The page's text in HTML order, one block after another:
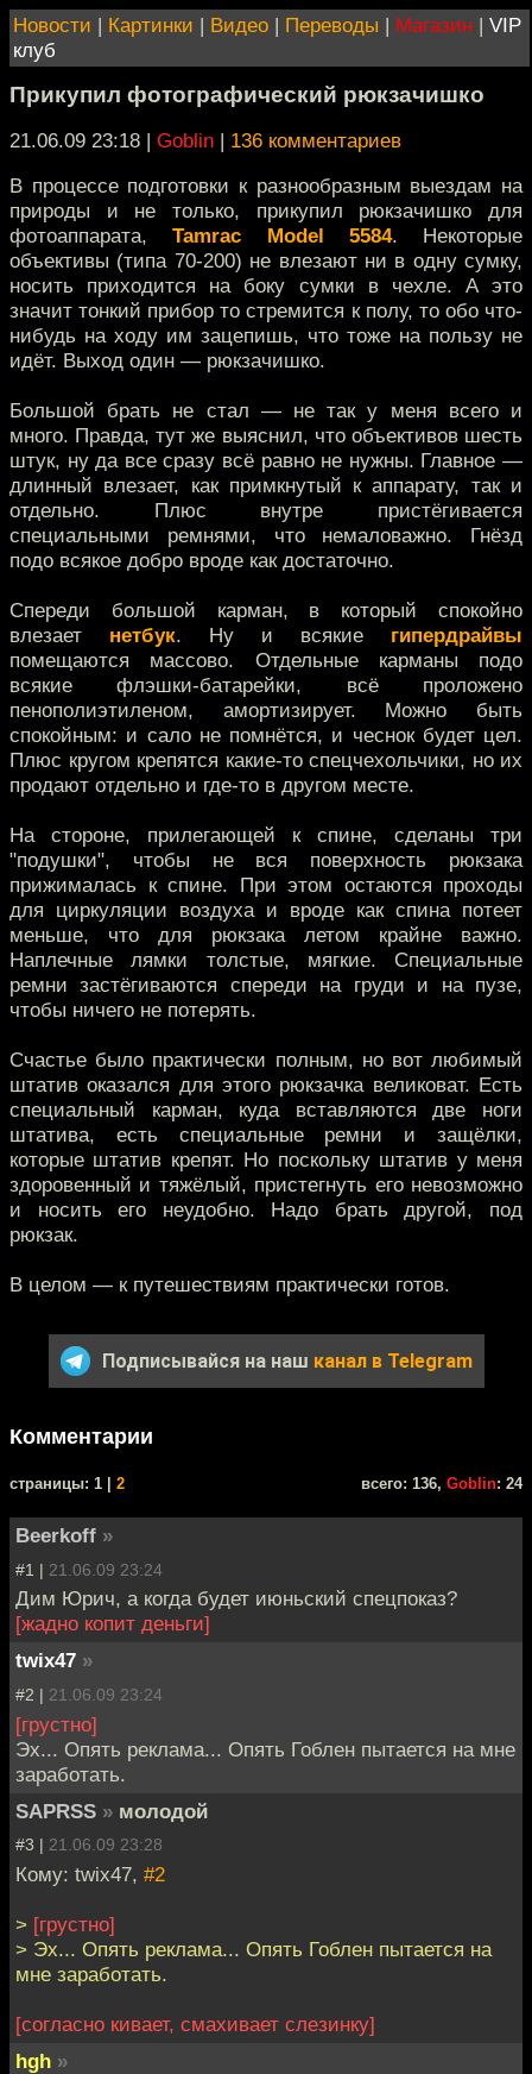
Новости | Картинки | Видео | Переводы | Магазин | VIP
клуб
Прикупил фотографический рюкзачишко
21.06.09 23:18 | Goblin | 136 комментариев
В процессе подготовки к разнообразным выездам на
природы и не только, прикупил рюкзачишко для
фотоаппарата,Tamrac Model 5584. Некоторые
объективы (типа 70-200) не влезают ни в одну сумку,
носить приходится на боку сумки в чехле. А это
значит тонкий прибор то стремится к полу, то обо что-
нибудь на ходу им зацепишь, что тоже на пользу не
идёт. Выход один — рюкзачишко.
Большой брать не стал — не так у меня всего и
много. Правда, тут же выяснил, что объективов шесть
штук, ну да все сразу всё равно не нужны. Главное —
длинный влезает, как примкнутый к аппарату, так и
отдельно. Плюс внутре пристёгивается
специальными ремнями, что немаловажно. Гнёзд
подо всякое добро вроде как достаточно.
Спереди большой карман, в который спокойно
влезает нетбук. Ну и всякие гипердрайвы
помещаются массово. Отдельные карманы подо
всякие флэшки-батарейки, всё проложено
пенополиэтиленом, амортизирует. Можно быть
спокойным: и сало не помнётся, и чеснок будет цел.
Плюс кругом крепятся какие-то спецчехольчики, но их
продают отдельно и где-то в другом месте.
На стороне, прилегающей к спине, сделаны три
"подушки", чтобы не вся поверхность рюкзака
прижималась к спине. При этом остаются проходы
для циркуляции воздуха и вроде как спина потеет
меньше, что для рюкзака летом крайне важно.
Наплечные лямки толстые, мягкие. Специальные
ремни застёгиваются спереди на груди и на пузе,
чтобы ничего не потерять.
Счастье было практически полным, но вот любимый
штатив оказался для этого рюкзачка великоват. Есть
специальный карман, куда вставляются две ноги
штатива, есть специальные ремни и защёлки,
которые штатив крепят. Но поскольку штатив у меня
здоровенный и тяжёлый, пристегнуть его невозможно
и носить его неудобно. Надо брать другой, под
рюкзак.
В целом — к путешествиям практически готов.
Подписывайся на наш канал в Telegram
Комментарии
cтраницы: 1 | 2 всего: 136, Goblin: 24
Beerkoff »
#1 | 21.06.09 23:24
Дим Юрич, а когда будет июньский спецпоказ?
[жадно копит деньги]
twix47 »
#2 | 21.06.09 23:24
[грустно]
Эх... Опять реклама... Опять Гоблен пытается на мне
заработать.
SAPRSS » молодой
#3 | 21.06.09 23:28
Кому: twix47, #2
> [грустно]
> Эх... Опять реклама... Опять Гоблен пытается на
мне заработать.
[согласно кивает, смахивает слезинку]
hgh »